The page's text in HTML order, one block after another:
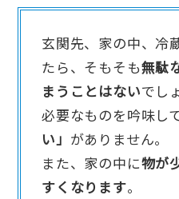
玄関先、家の中、冷
たら、そもそも無駄
まうことはないでし
必要なものを吟味し
い」 がありません。
また、家の中に物が
すくなります。